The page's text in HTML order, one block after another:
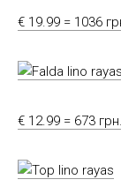
€ 19.99 = 1036
€ 12.99 = 673